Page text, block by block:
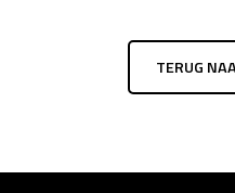
TERUG